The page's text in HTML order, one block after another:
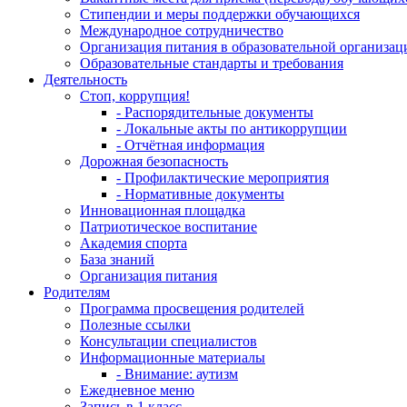
Стипендии и меры поддержки обучающихся
Международное сотрудничество
Организация питания в образовательной
Образовательные стандарты и требования
Деятельность
Стоп, коррупция!
- Распорядительные документы
- Локальные акты по антикоррупции
- Отчётная информация
Дорожная безопасность
- Профилактические мероприятия
- Нормативные документы
Инновационная площадка
Патриотическое воспитание
Академия спорта
База знаний
Организация питания
Родителям
Программа просвещения родителей
Полезные ссылки
Консультации специалистов
Информационные материалы
- Внимание: аутизм
Ежедневное меню